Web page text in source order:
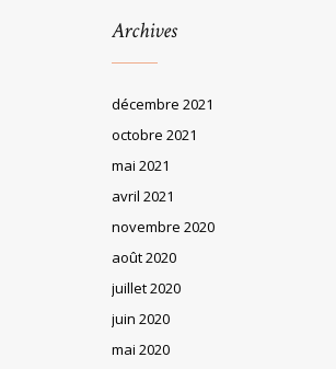
Archives
décembre 2021
octobre 2021
mai 2021
avril 2021
novembre 2020
août 2020
juillet 2020
juin 2020
mai 2020